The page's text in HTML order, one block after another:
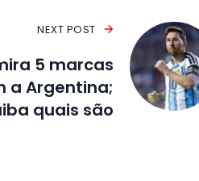
NEXT POST
5 marcas
a Argentina;
quais são